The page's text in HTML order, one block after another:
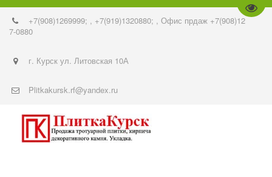
+7(908)1269999; , +7(919)1320880; , Офис прдаж +7(908)12
7-0880
г. Курск ул. Литовская 10А
Plitkakursk.rf@yandex.ru